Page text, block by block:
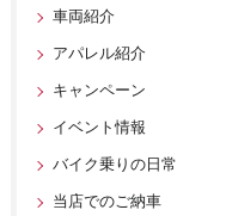
車両紹介
アパレル紹介
キャンペーン
イベント情報
バイク乗りの日常
当店でのご納車